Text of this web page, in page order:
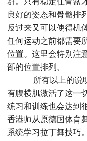
良好的姿态和骨骼排
反过来又可以使得机
任何运动之前都需要
位置。这里会特别注
部的位置排列。
所有以上的说
有腹横肌激活了这一
练习和训练也会达到
香港师从原德国体育
系统学习拉丁舞技巧